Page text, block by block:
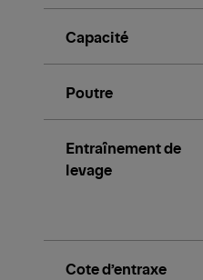
Capacité
Poutre
Entraînement de
levage
Cote d’entraxe